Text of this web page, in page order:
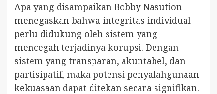
Apa yang disampaikan Bobby Nasution
menegaskan bahwa integritas individual
perlu didukung oleh sistem yang
mencegah terjadinya korupsi. Dengan
sistem yang transparan, akuntabel, dan
partisipatif, maka potensi penyalahgunaan
kekuasaan dapat ditekan secara signifikan.